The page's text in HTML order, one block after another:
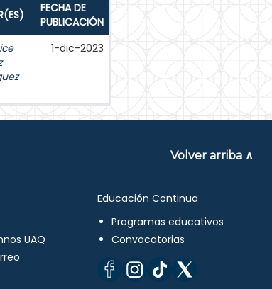
FECHA DE
PUBLICACIÓN
1-dic-2023
Volver arriba ∧
UAQ
Educación Continua
Programas educativos
Convocatorias